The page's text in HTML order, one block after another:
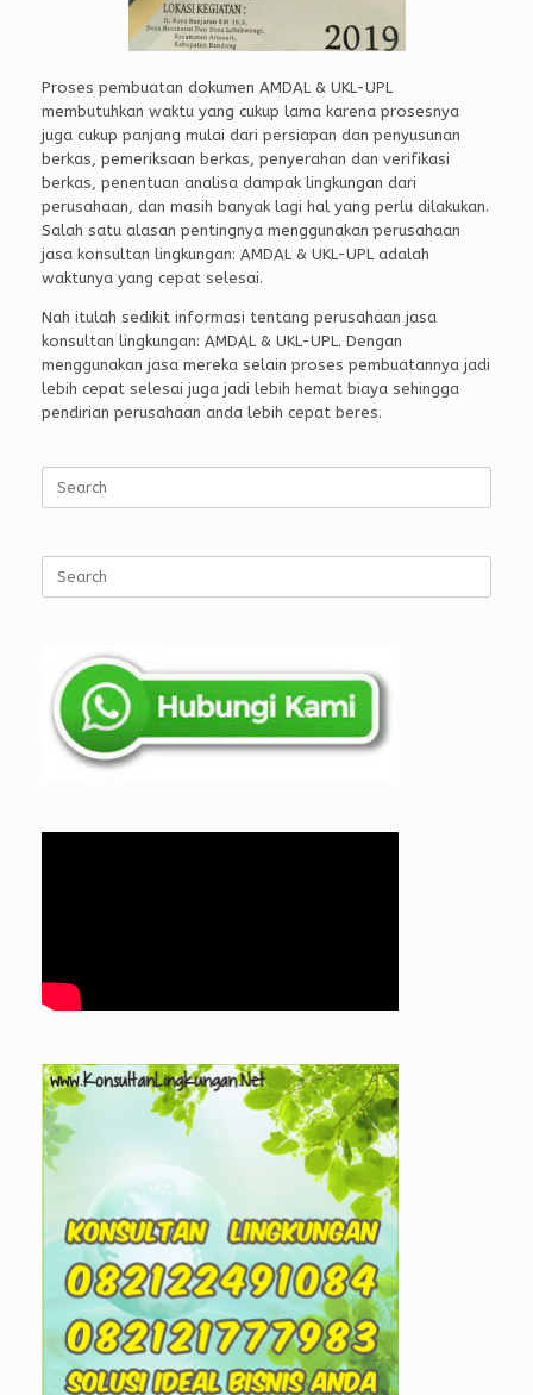
Proses pembuatan dokumen AMDAL & UKL-UPL
membutuhkan waktu yang cukup lama karena prosesnya
juga cukup panjang mulai dari persiapan dan penyusunan
berkas, pemeriksaan berkas, penyerahan dan verifikasi
berkas, penentuan analisa dampak lingkungan dari
perusahaan, dan masih banyak lagi hal yang perlu dilakukan.
Salah satu alasan pentingnya menggunakan perusahaan
jasa konsultan lingkungan: AMDAL & UKL-UPL adalah
waktunya yang cepat selesai.
Nah itulah sedikit informasi tentang perusahaan jasa
konsultan lingkungan: AMDAL & UKL-UPL. Dengan
menggunakan jasa mereka selain proses pembuatannya jadi
lebih cepat selesai juga jadi lebih hemat biaya sehingga
pendirian perusahaan anda lebih cepat beres.
for:
for: